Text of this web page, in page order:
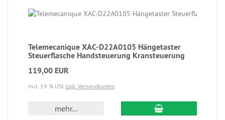
Telemecanique XAC-D22A0105 Hängetaster
Steuerflasche Handsteuerung Kransteuerung
119,00 EUR
incl. 19 % USt zzgl. Versandkosten
mehr...